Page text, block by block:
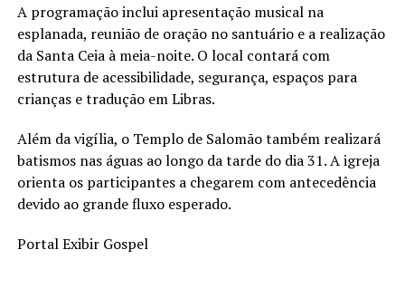
A programação inclui apresentação musical na
esplanada, reunião de oração no santuário e a realização
da Santa Ceia à meia-noite. O local contará com
estrutura de acessibilidade, segurança, espaços para
crianças e tradução em Libras.
Além da vigília, o Templo de Salomão também realizará
batismos nas águas ao longo da tarde do dia 31. A igreja
orienta os participantes a chegarem com antecedência
devido ao grande fluxo esperado.
Portal Exibir Gospel